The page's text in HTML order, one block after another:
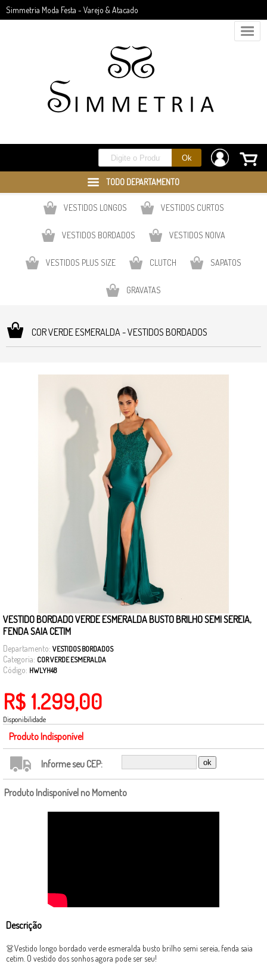
Simmetria Moda Festa - Varejo & Atacado
TODO DEPARTAMENTO
VESTIDOS LONGOS VESTIDOS CURTOS
VESTIDOS BORDADOS VESTIDOS NOIVA
VESTIDOS PLUS SIZE CLUTCH SAPATOS
GRAVATAS
COR VERDE ESMERALDA - VESTIDOS BORDADOS
VESTIDO BORDADO VERDE ESMERALDA BUSTO BRILHO SEMI SEREIA,
FENDA SAIA CETIM
Departamento: VESTIDOS BORDADOS
Categoria: COR VERDE ESMERALDA
Código: HWLYH48
R$ 1.299,00
Disponibilidade
Produto Indisponível
Informe seu CEP:
Produto Indisponível no Momento
Descrição
👗Vestido longo bordado verde esmeralda busto brilho semi sereia, fenda saia
cetim. O vestido dos sonhos agora pode ser seu!